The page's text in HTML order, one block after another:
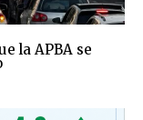
la APBA se